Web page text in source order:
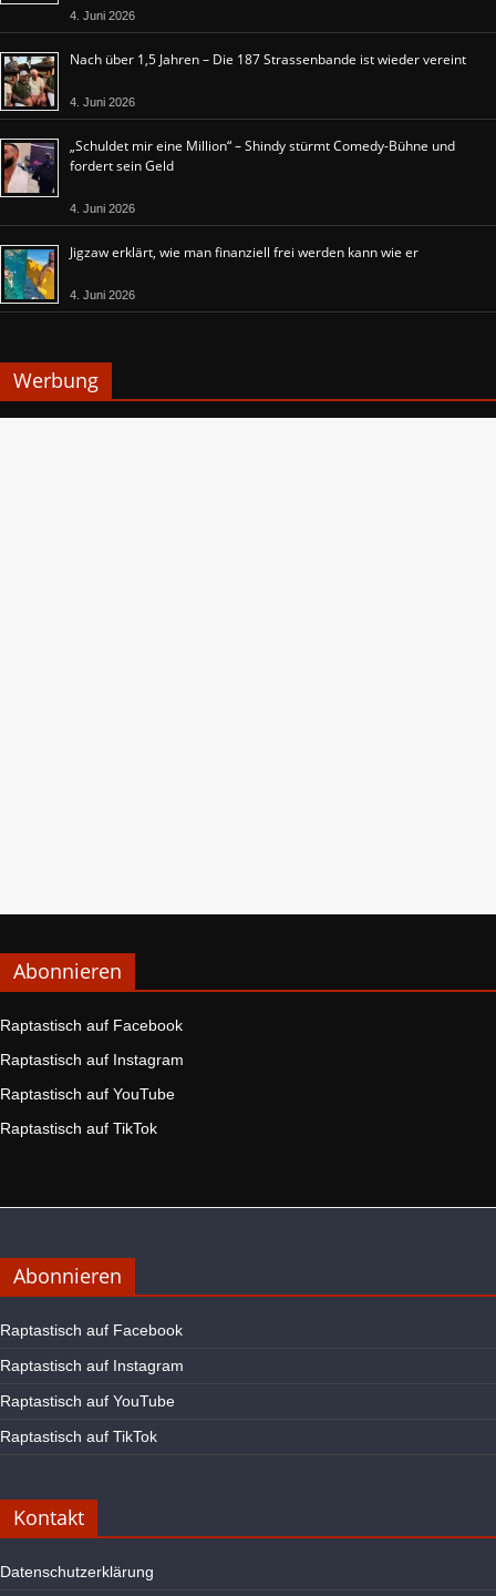
4. Juni 2026
Nach über 1,5 Jahren – Die 187 Strassenbande ist wieder vereint
4. Juni 2026
„Schuldet mir eine Million“ – Shindy stürmt Comedy-Bühne und
fordert sein Geld
4. Juni 2026
Jigzaw erklärt, wie man finanziell frei werden kann wie er
4. Juni 2026
Werbung
Abonnieren
Raptastisch auf Facebook
Raptastisch auf Instagram
Raptastisch auf YouTube
Raptastisch auf TikTok
Abonnieren
Raptastisch auf Facebook
Raptastisch auf Instagram
Raptastisch auf YouTube
Raptastisch auf TikTok
Kontakt
Datenschutzerklärung